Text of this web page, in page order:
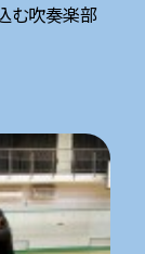
む吹奏楽部